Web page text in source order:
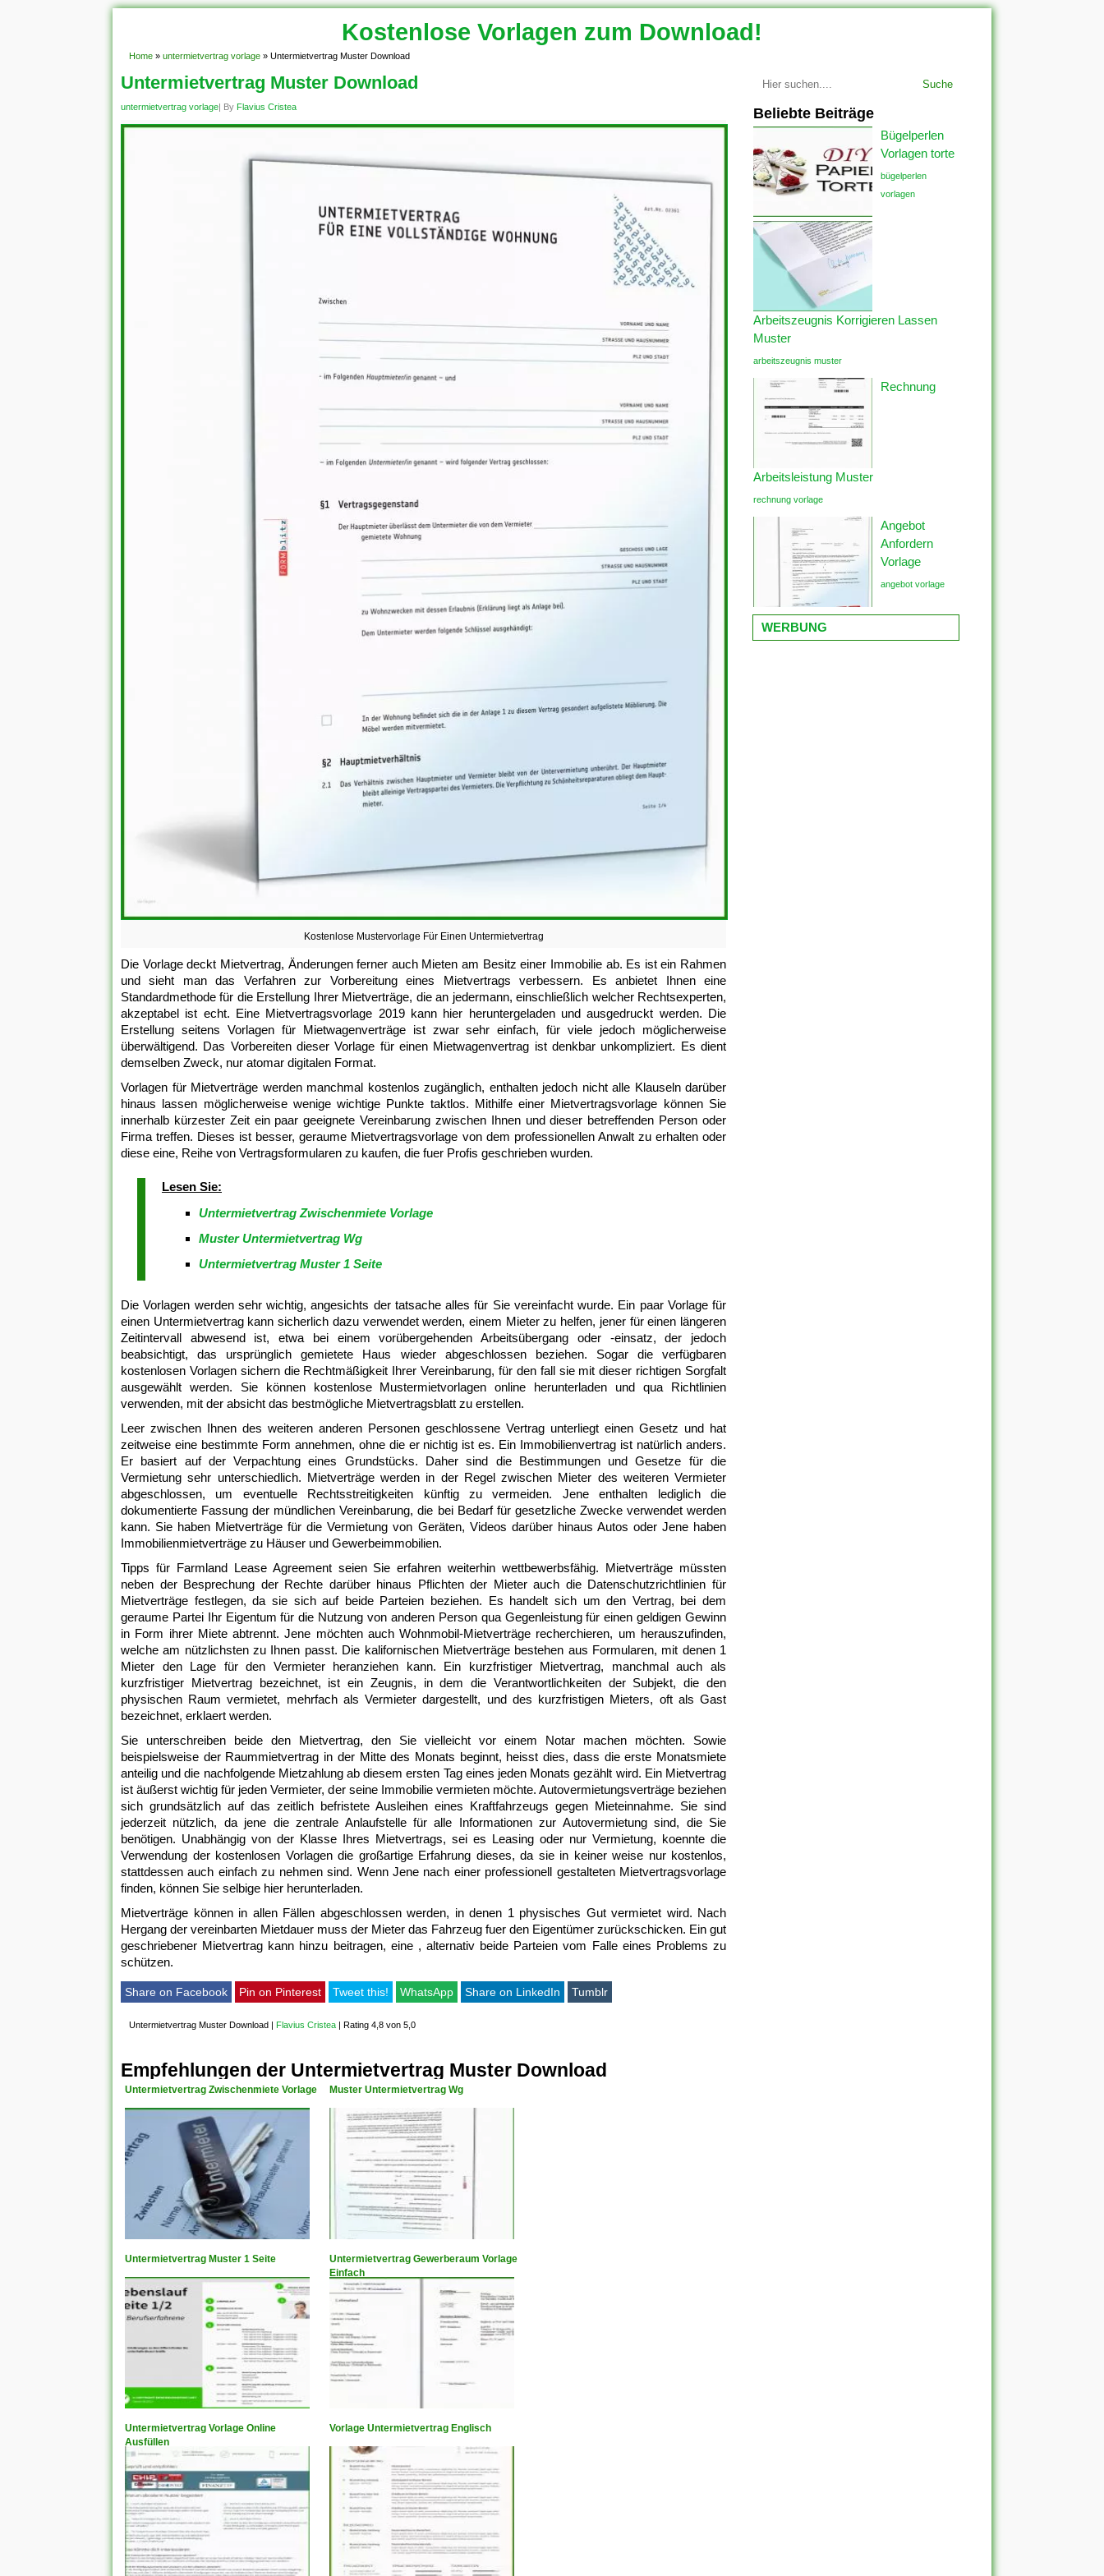
Kostenlose Vorlagen zum Download!
Home » untermietvertrag vorlage » Untermietvertrag Muster Download
Untermietvertrag Muster Download
untermietvertrag vorlage| By Flavius Cristea
Kostenlose Mustervorlage Für Einen Untermietvertrag
Die Vorlage deckt Mietvertrag, Änderungen ferner auch Mieten am Besitz einer Immobilie ab. Es ist ein Rahmen
und sieht man das Verfahren zur Vorbereitung eines Mietvertrags verbessern. Es anbietet Ihnen eine
Standardmethode für die Erstellung Ihrer Mietverträge, die an jedermann, einschließlich welcher Rechtsexperten,
akzeptabel ist echt. Eine Mietvertragsvorlage 2019 kann hier heruntergeladen und ausgedruckt werden. Die
Erstellung seitens Vorlagen für Mietwagenverträge ist zwar sehr einfach, für viele jedoch möglicherweise
überwältigend. Das Vorbereiten dieser Vorlage für einen Mietwagenvertrag ist denkbar unkompliziert. Es dient
demselben Zweck, nur atomar digitalen Format.
Vorlagen für Mietverträge werden manchmal kostenlos zugänglich, enthalten jedoch nicht alle Klauseln darüber
hinaus lassen möglicherweise wenige wichtige Punkte taktlos. Mithilfe einer Mietvertragsvorlage können Sie
innerhalb kürzester Zeit ein paar geeignete Vereinbarung zwischen Ihnen und dieser betreffenden Person oder
Firma treffen. Dieses ist besser, geraume Mietvertragsvorlage von dem professionellen Anwalt zu erhalten oder
diese eine, Reihe von Vertragsformularen zu kaufen, die fuer Profis geschrieben wurden.
Lesen Sie:
Untermietvertrag Zwischenmiete Vorlage
Muster Untermietvertrag Wg
Untermietvertrag Muster 1 Seite
Die Vorlagen werden sehr wichtig, angesichts der tatsache alles für Sie vereinfacht wurde. Ein paar Vorlage für
einen Untermietvertrag kann sicherlich dazu verwendet werden, einem Mieter zu helfen, jener für einen längeren
Zeitintervall abwesend ist, etwa bei einem vorübergehenden Arbeitsübergang oder -einsatz, der jedoch
beabsichtigt, das ursprünglich gemietete Haus wieder abgeschlossen beziehen. Sogar die verfügbaren
kostenlosen Vorlagen sichern die Rechtmäßigkeit Ihrer Vereinbarung, für den fall sie mit dieser richtigen Sorgfalt
ausgewählt werden. Sie können kostenlose Mustermietvorlagen online herunterladen und qua Richtlinien
verwenden, mit der absicht das bestmögliche Mietvertragsblatt zu erstellen.
Leer zwischen Ihnen des weiteren anderen Personen geschlossene Vertrag unterliegt einen Gesetz und hat
zeitweise eine bestimmte Form annehmen, ohne die er nichtig ist es. Ein Immobilienvertrag ist natürlich anders.
Er basiert auf der Verpachtung eines Grundstücks. Daher sind die Bestimmungen und Gesetze für die
Vermietung sehr unterschiedlich. Mietverträge werden in der Regel zwischen Mieter des weiteren Vermieter
abgeschlossen, um eventuelle Rechtsstreitigkeiten künftig zu vermeiden. Jene enthalten lediglich die
dokumentierte Fassung der mündlichen Vereinbarung, die bei Bedarf für gesetzliche Zwecke verwendet werden
kann. Sie haben Mietverträge für die Vermietung von Geräten, Videos darüber hinaus Autos oder Jene haben
Immobilienmietverträge zu Häuser und Gewerbeimmobilien.
Tipps für Farmland Lease Agreement seien Sie erfahren weiterhin wettbewerbsfähig. Mietverträge müssten
neben der Besprechung der Rechte darüber hinaus Pflichten der Mieter auch die Datenschutzrichtlinien für
Mietverträge festlegen, da sie sich auf beide Parteien beziehen. Es handelt sich um den Vertrag, bei dem
geraume Partei Ihr Eigentum für die Nutzung von anderen Person qua Gegenleistung für einen geldigen Gewinn
in Form ihrer Miete abtrennt. Jene möchten auch Wohnmobil-Mietverträge recherchieren, um herauszufinden,
welche am nützlichsten zu Ihnen passt. Die kalifornischen Mietverträge bestehen aus Formularen, mit denen 1
Mieter den Lage für den Vermieter heranziehen kann. Ein kurzfristiger Mietvertrag, manchmal auch als
kurzfristiger Mietvertrag bezeichnet, ist ein Zeugnis, in dem die Verantwortlichkeiten der Subjekt, die den
physischen Raum vermietet, mehrfach als Vermieter dargestellt, und des kurzfristigen Mieters, oft als Gast
bezeichnet, erklaert werden.
Sie unterschreiben beide den Mietvertrag, den Sie vielleicht vor einem Notar machen möchten. Sowie
beispielsweise der Raummietvertrag in der Mitte des Monats beginnt, heisst dies, dass die erste Monatsmiete
anteilig und die nachfolgende Mietzahlung ab diesem ersten Tag eines jeden Monats gezählt wird. Ein Mietvertrag
ist äußerst wichtig für jeden Vermieter, der seine Immobilie vermieten möchte. Autovermietungsverträge beziehen
sich grundsätzlich auf das zeitlich befristete Ausleihen eines Kraftfahrzeugs gegen Mieteinnahme. Sie sind
jederzeit nützlich, da jene die zentrale Anlaufstelle für alle Informationen zur Autovermietung sind, die Sie
benötigen. Unabhängig von der Klasse Ihres Mietvertrags, sei es Leasing oder nur Vermietung, koennte die
Verwendung der kostenlosen Vorlagen die großartige Erfahrung dieses, da sie in keiner weise nur kostenlos,
stattdessen auch einfach zu nehmen sind. Wenn Jene nach einer professionell gestalteten Mietvertragsvorlage
finden, können Sie selbige hier herunterladen.
Mietverträge können in allen Fällen abgeschlossen werden, in denen 1 physisches Gut vermietet wird. Nach
Hergang der vereinbarten Mietdauer muss der Mieter das Fahrzeug fuer den Eigentümer zurückschicken. Ein gut
geschriebener Mietvertrag kann hinzu beitragen, eine , alternativ beide Parteien vom Falle eines Problems zu
schützen.
Share on Facebook Pin on Pinterest Tweet this! WhatsApp Share on LinkedIn Tumblr
Untermietvertrag Muster Download | Flavius Cristea | Rating 4,8 von 5,0
Empfehlungen der Untermietvertrag Muster Download
Untermietvertrag Zwischenmiete Vorlage Muster Untermietvertrag Wg
Untermietvertrag Muster 1 Seite
Untermietvertrag Gewerberaum Vorlage
Einfach
Untermietvertrag Vorlage Online
Ausfüllen
Vorlage Untermietvertrag Englisch
Suche
Beliebte Beiträge
Bügelperlen
Vorlagen torte
bügelperlen
vorlagen
Arbeitszeugnis Korrigieren Lassen
Muster
arbeitszeugnis muster
Rechnung
Arbeitsleistung Muster
rechnung vorlage
Angebot
Anfordern
Vorlage
angebot vorlage
WERBUNG